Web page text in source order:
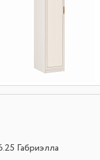
Габриэлла